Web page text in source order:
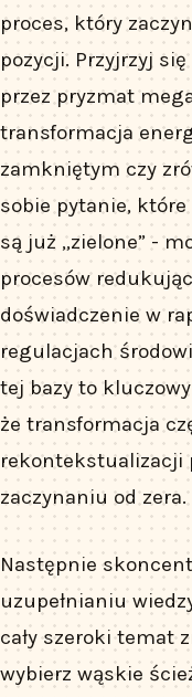
proces, który
pozycji. Przyjrzyj
przez pryzmat
transformacja
zamkniętym czy
sobie pytanie,
są już „zielone” -
procesów
doświadczenie w
regulacjach
tej bazy to
że transformacja
rekontekstualizacji
zaczynaniu od zera.
Następnie
uzupełnianiu
cały szeroki temat
wybierz wąskie